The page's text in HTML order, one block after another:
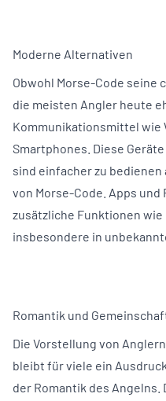
Moderne Alternativen
Obwohl Morse-Code seine
die meisten Angler heute
Kommunikationsmittel wie
Smartphones. Diese
sind einfacher zu
von Morse-Code. Apps
zusätzliche Funktionen wie
insbesondere in
Romantik und
Die Vorstellung von
bleibt für viele ein
der Romantik des Angelns.